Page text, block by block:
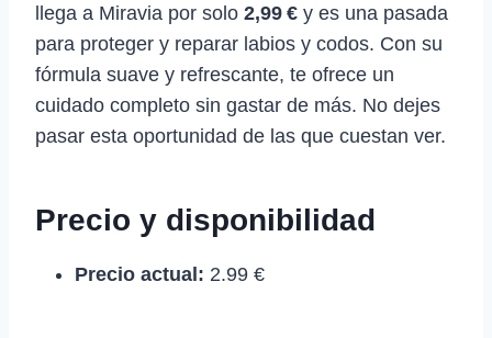
llega a Miravia por solo 2,99 € y es una pasada
para proteger y reparar labios y codos. Con su
fórmula suave y refrescante, te ofrece un
cuidado completo sin gastar de más. No dejes
pasar esta oportunidad de las que cuestan ver.
Precio y disponibilidad
Precio actual: 2.99 €